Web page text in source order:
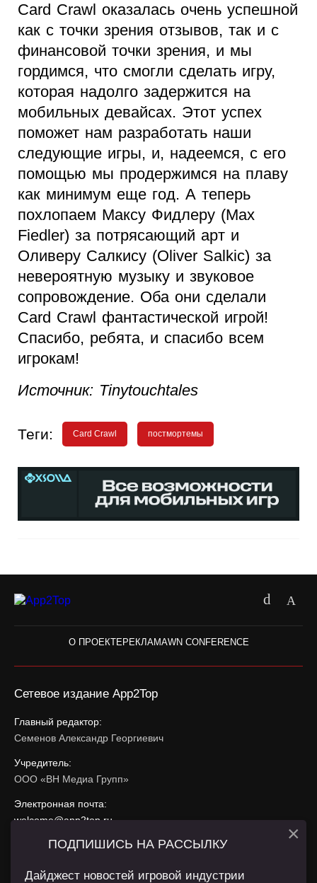
Card Crawl оказалась очень успешной
как с точки зрения отзывов, так и с
финансовой точки зрения, и мы
гордимся, что смогли сделать игру,
которая надолго задержится на
мобильных девайсах. Этот успех
поможет нам разработать наши
следующие игры, и, надеемся, с его
помощью мы продержимся на плаву
как минимум еще год. А теперь
похлопаем Максу Фидлеру (Max
Fiedler) за потрясающий арт и
Оливеру Салкису (Oliver Salkic) за
невероятную музыку и звуковое
сопровождение. Оба они сделали
Card Crawl фантастической игрой!
Спасибо, ребята, и спасибо всем
игрокам!
Источник: Tinytouchtales
Теги: Card Crawl постмортемы
О ПРОЕКТЕ РЕКЛАМАWN CONFERENCE
Сетевое издание App2Top
Главный редактор:
Семенов Александр Георгиевич
Учредитель:
ООО «ВН Медиа Групп»
Электронная почта:
welcome@app2top.ru
При использовании материалов активная ссылка на
ПОДПИШИСЬ НА РАССЫЛКУ
Дайджест новостей игровой индустрии
×